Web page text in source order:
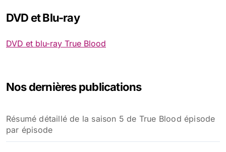
DVD et Blu-ray
DVD et blu-ray True Blood
Nos dernières publications
Résumé détaillé de la saison 5 de True Blood épisode
par épisode